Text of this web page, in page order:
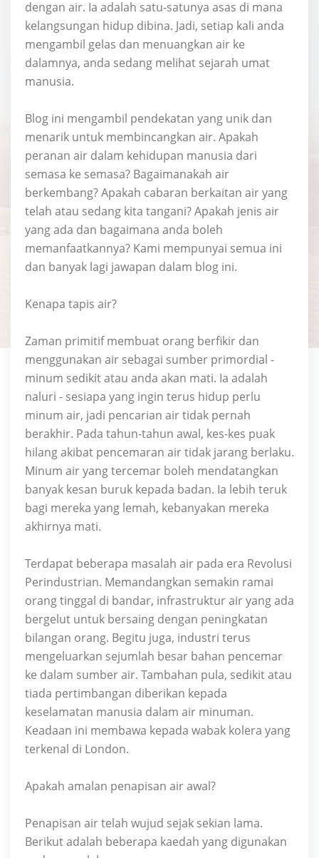
dengan air. Ia adalah satu-satunya asas di mana
kelangsungan hidup dibina. Jadi, setiap kali anda
mengambil gelas dan menuangkan air ke
dalamnya, anda sedang melihat sejarah umat
manusia.
Blog ini mengambil pendekatan yang unik dan
menarik untuk membincangkan air. Apakah
peranan air dalam kehidupan manusia dari
semasa ke semasa? Bagaimanakah air
berkembang? Apakah cabaran berkaitan air yang
telah atau sedang kita tangani? Apakah jenis air
yang ada dan bagaimana anda boleh
memanfaatkannya? Kami mempunyai semua ini
dan banyak lagi jawapan dalam blog ini.
Kenapa tapis air?
Zaman primitif membuat orang berfikir dan
menggunakan air sebagai sumber primordial -
minum sedikit atau anda akan mati. Ia adalah
naluri - sesiapa yang ingin terus hidup perlu
minum air, jadi pencarian air tidak pernah
berakhir. Pada tahun-tahun awal, kes-kes puak
hilang akibat pencemaran air tidak jarang berlaku.
Minum air yang tercemar boleh mendatangkan
banyak kesan buruk kepada badan. Ia lebih teruk
bagi mereka yang lemah, kebanyakan mereka
akhirnya mati.
Terdapat beberapa masalah air pada era Revolusi
Perindustrian. Memandangkan semakin ramai
orang tinggal di bandar, infrastruktur air yang ada
bergelut untuk bersaing dengan peningkatan
bilangan orang. Begitu juga, industri terus
mengeluarkan sejumlah besar bahan pencemar
ke dalam sumber air. Tambahan pula, sedikit atau
tiada pertimbangan diberikan kepada
keselamatan manusia dalam air minuman.
Keadaan ini membawa kepada wabak kolera yang
terkenal di London.
Apakah amalan penapisan air awal?
Penapisan air telah wujud sejak sekian lama.
Berikut adalah beberapa kaedah yang digunakan